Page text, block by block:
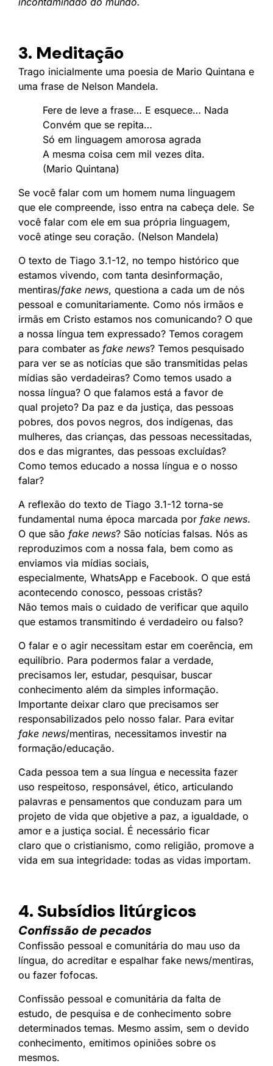
3. Meditação
Trago inicialmente uma poesia de Mario Quintana e
uma frase de Nelson Mandela.
Fere de leve a frase… E esquece… Nada
Convém que se repita…
Só em linguagem amorosa agrada
A mesma coisa cem mil vezes dita.
(Mario Quintana)
Se você falar com um homem numa linguagem
que ele compreende, isso entra na cabeça dele. Se
você falar com ele em sua própria linguagem,
você atinge seu coração. (Nelson Mandela)
O texto de Tiago 3.1-12, no tempo histórico que
estamos vivendo, com tanta desinformação,
mentiras/fake news, questiona a cada um de nós
pessoal e comunitariamente. Como nós irmãos e
irmãs em Cristo estamos nos comunicando? O que
a nossa língua tem expressado? Temos coragem
para combater as fake news? Temos pesquisado
para ver se as notícias que são transmitidas pelas
mídias são verdadeiras? Como temos usado a
nossa língua? O que falamos está a favor de
qual projeto? Da paz e da justiça, das pessoas
pobres, dos povos negros, dos indígenas, das
mulheres, das crianças, das pessoas necessitadas,
dos e das migrantes, das pessoas excluídas?
Como temos educado a nossa língua e o nosso
falar?
A reflexão do texto de Tiago 3.1-12 torna-se
fundamental numa época marcada por fake news.
O que são fake news? São notícias falsas. Nós as
reproduzimos com a nossa fala, bem como as
enviamos via mídias sociais,
especialmente, WhatsApp e Facebook. O que está
acontecendo conosco, pessoas cristãs?
Não temos mais o cuidado de verificar que aquilo
que estamos transmitindo é verdadeiro ou falso?
O falar e o agir necessitam estar em coerência, em
equilíbrio. Para podermos falar a verdade,
precisamos ler, estudar, pesquisar, buscar
conhecimento além da simples informação.
Importante deixar claro que precisamos ser
responsabilizados pelo nosso falar. Para evitar
fake news/mentiras, necessitamos investir na
formação/educação.
Cada pessoa tem a sua língua e necessita fazer
uso respeitoso, responsável, ético, articulando
palavras e pensamentos que conduzam para um
projeto de vida que objetive a paz, a igualdade, o
amor e a justiça social. É necessário ficar
claro que o cristianismo, como religião, promove a
vida em sua integridade: todas as vidas importam.
4. Subsídios litúrgicos
Confissão de pecados
Confissão pessoal e comunitária do mau uso da
língua, do acreditar e espalhar fake news/mentiras,
ou fazer fofocas.
Confissão pessoal e comunitária da falta de
estudo, de pesquisa e de conhecimento sobre
determinados temas. Mesmo assim, sem o devido
conhecimento, emitimos opiniões sobre os
mesmos.